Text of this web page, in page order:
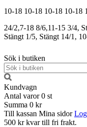
10-18 10-18 10-18 10-18
24/2,7-18 8/6,11-15 3/4,
Stängt 1/5, Stängt 14/1,
Sök i butiken
Kundvagn
Antal varor 0 st
Summa 0 kr
Till kassan Mina sidor
500 kr kvar till fri frakt.